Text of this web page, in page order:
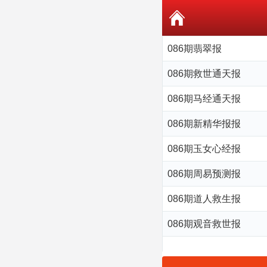
086期翡翠报
086期救世通天报
086期马经通天报
086期新精华报报
086期玉女心经报
086期周易预测报
086期道人救生报
086期观音救世报